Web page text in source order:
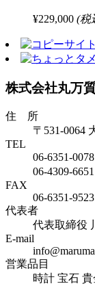
¥229,000 (税
株式会社丸万
住 所
〒531-0064
TEL
06-6351-0078
06-4309-
FAX
06-6351-9523
代表者
代表取締役
E-mail
営業品目
時計 宝石